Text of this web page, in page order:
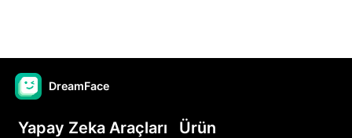
DreamFace
Yapay Zeka Araçları Ürün